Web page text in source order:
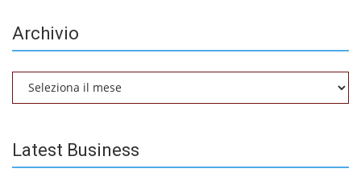
Archivio
Archivio
Latest Business